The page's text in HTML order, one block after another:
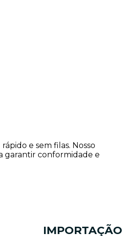
e sem filas. Nosso
garantir conformidade e
IMPORTAÇÃO